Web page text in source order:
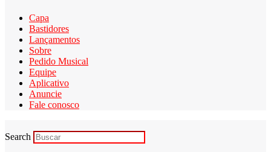
Capa
Bastidores
Lançamentos
Sobre
Pedido Musical
Equipe
Aplicativo
Anuncie
Fale conosco
Search